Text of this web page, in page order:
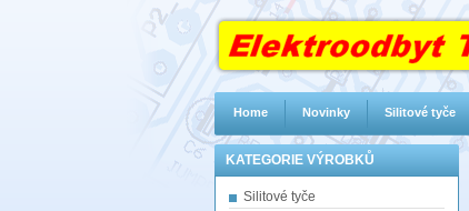
KATEGORIE VÝROBKŮ
Silitové tyče
Home Novinky Silitové tyče